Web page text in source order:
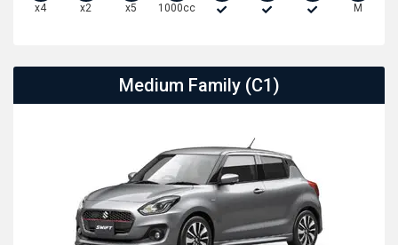
x4 x2 x5 1000cc M
Medium Family (C1)